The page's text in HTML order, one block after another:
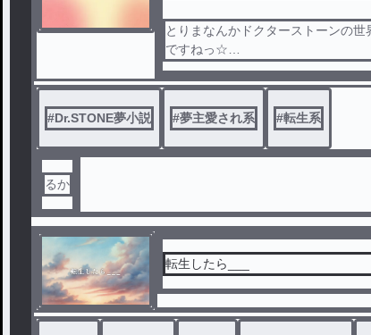
とりまなんかドクターストーンの
ですねっ☆
愛されに行ってらっしゃーい☆
#Dr.STONE夢小説 #夢主愛され系 #転生系
るか
転生したら___